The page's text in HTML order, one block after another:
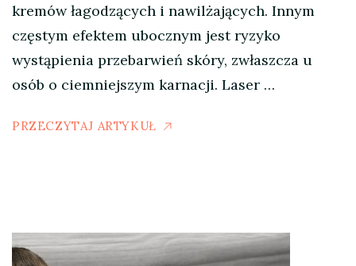
kremów łagodzących i nawilżających. Innym
częstym efektem ubocznym jest ryzyko
wystąpienia przebarwień skóry, zwłaszcza u
osób o ciemniejszym karnacji. Laser …
PRZECZYTAJ ARTYKUŁ